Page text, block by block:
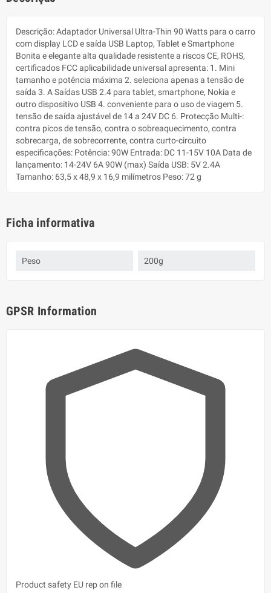
Descrição: Adaptador Universal Ultra-Thin 90 Watts para o carro
com display LCD e saída USB Laptop, Tablet e Smartphone
Bonita e elegante alta qualidade resistente a riscos CE, ROHS,
certificados FCC aplicabilidade universal apresenta: 1. Mini
tamanho e potência máxima 2. seleciona apenas a tensão de
saída 3. A Saídas USB 2.4 para tablet, smartphone, Nokia e
outro dispositivo USB 4. conveniente para o uso de viagem 5.
tensão de saída ajustável de 14 a 24V DC 6. Protecção Multi-:
contra picos de tensão, contra o sobreaquecimento, contra
sobrecarga, de sobrecorrente, contra curto-circuito
especificações: Potência: 90W Entrada: DC 11-15V 10A Data de
lançamento: 14-24V 6A 90W (max) Saída USB: 5V 2.4A
Tamanho: 63,5 x 48,9 x 16,9 milímetros Peso: 72 g
Ficha informativa
Peso 200g
GPSR Information
Product safety EU rep on file